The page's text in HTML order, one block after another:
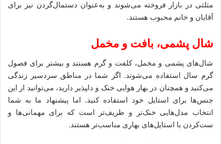
مثلثی در بازار فروخته می‌شوند و به‌عنوان دستمال‌گردن نیز برای
آقایان و خانم محبوب هستند.
شال پشمی، بافت و مخمل
شال‌های پشمی و مخمل، کلفت و گرم هستند و بیشتر برای فصول
گرم سال استفاده می‌شوند. اگر شما در مناطق سردسیر زندگی
می‌کنید و همچنان در بهار هوایی خنک و دلپذیر دارید، می‌توانید از این
جنس‌ها برای استایل خود استفاده کنید. اما پیشنهاد ما به شما
انتخاب مدل‌هایی خنک‌تر و ظریف‌تر است که برای مهمانی‌ها و
ست‌کردن با استایل‌های بهاری مناسب‌تر هستند.